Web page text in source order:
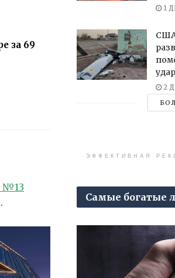
за 69
№13
1
США
2
ЭФФЕКТИВНАЯ
Самые богатые